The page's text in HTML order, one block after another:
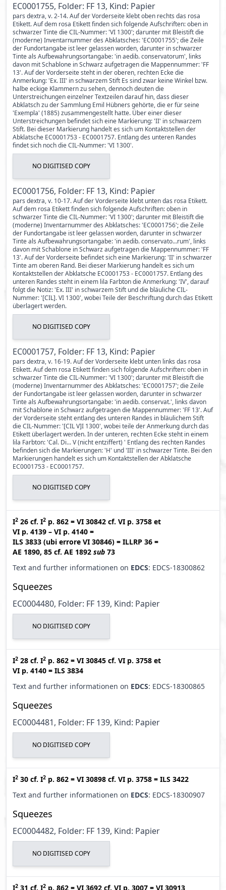
EC0001755, Folder: FF 13, Kind: Papier
pars dextra, v. 2-14. Auf der Vorderseite klebt oben rechts das rosa
Etikett. Auf dem rosa Etikett finden sich folgende Aufschriften: oben in
schwarzer Tinte die CIL-Nummer: 'VI 1300'; darunter mit Bleistift die
(moderne) Inventarnummer des Abklatsches: 'EC0001755'; die Zeile
der Fundortangabe ist leer gelassen worden, darunter in schwarzer
Tinte als Aufbewahrungsortangabe: 'in aedib. conservatorum', links
davon mit Schablone in Schwarz aufgetragen die Mappennummer: 'FF
13'. Auf der Vorderseite steht in der oberen, rechten Ecke die
Anmerkung: 'Ex. III' in schwarzem Stift Es sind zwar keine Winkel bzw.
halbe eckige Klammern zu sehen, dennoch deuten die
Unterstreichungen einzelner Textzeilen darauf hin, dass dieser
Abklatsch zu der Sammlung Emil Hübners gehörte, die er für seine
'Exempla' (1885) zusammengestellt hatte. Über einer dieser
Unterstreichungen befindet sich eine Markierung: 'II' in schwarzem
Stift. Bei dieser Markierung handelt es sich um Kontaktstellen der
Abklatsche EC0001753 - EC0001757. Entlang des unteren Randes
findet sich noch die CIL-Nummer: 'VI 1300'.
NO DIGITISED COPY
EC0001756, Folder: FF 13, Kind: Papier
pars dextra, v. 10-17. Auf der Vorderseite klebt unten das rosa Etikett.
Auf dem rosa Etikett finden sich folgende Aufschriften: oben in
schwarzer Tinte die CIL-Nummer: 'VI 1300'; darunter mit Bleistift die
(moderne) Inventarnummer des Abklatsches: 'EC0001756'; die Zeile
der Fundortangabe ist leer gelassen worden, darunter in schwarzer
Tinte als Aufbewahrungsortangabe: 'in aedib. conservato...rum', links
davon mit Schablone in Schwarz aufgetragen die Mappennummer: 'FF
13'. Auf der Vorderseite befindet sich eine Markierung: 'II' in schwarzer
Tinte am oberen Rand. Bei dieser Markierung handelt es sich um
Kontaktstellen der Abklatsche EC0001753 - EC0001757. Entlang des
unteren Randes steht in einem lila Farbton die Anmerkung: 'IV', darauf
folgt die Notiz: 'Ex. III' in schwarzem Stift und die bläuliche CIL-
Nummer: '[CIL]. VI 1300', wobei Teile der Beschriftung durch das Etikett
überlagert werden.
NO DIGITISED COPY
EC0001757, Folder: FF 13, Kind: Papier
pars dextra, v. 16-19. Auf der Vorderseite klebt unten links das rosa
Etikett. Auf dem rosa Etikett finden sich folgende Aufschriften: oben in
schwarzer Tinte die CIL-Nummer: 'VI 1300'; darunter mit Bleistift die
(moderne) Inventarnummer des Abklatsches: 'EC0001757'; die Zeile
der Fundortangabe ist leer gelassen worden, darunter in schwarzer
Tinte als Aufbewahrungsortangabe: 'in aedib. conservat.', links davon
mit Schablone in Schwarz aufgetragen die Mappennummer: 'FF 13'. Auf
der Vorderseite steht entlang des unteren Randes in bläulichem Stift
die CIL-Nummer: '[CIL V]I 1300', wobei teile der Anmerkung durch das
Etikett überlagert werden. In der unteren, rechten Ecke steht in einem
lila Farbton: 'Cal. Di... V (nicht entziffert) ' Entlang des rechten Randes
befinden sich die Markierungen: 'H' und 'III' in schwarzer Tinte. Bei den
Markierungen handelt es sich um Kontaktstellen der Abklatsche
EC0001753 - EC0001757.
NO DIGITISED COPY
I2 26 cf. I2 p. 862 = VI 30842 cf. VI p. 3758 et
VI p. 4139 – VI p. 4140 =
ILS 3833 (ubi errore VI 30846) = ILLRP 36 =
AE 1890, 85 cf. AE 1892 sub 73
Text and further informationen on EDCS: EDCS-18300862
Squeezes
EC0004480, Folder: FF 139, Kind: Papier
NO DIGITISED COPY
I2 28 cf. I2 p. 862 = VI 30845 cf. VI p. 3758 et
VI p. 4140 = ILS 3834
Text and further informationen on EDCS: EDCS-18300865
Squeezes
EC0004481, Folder: FF 139, Kind: Papier
NO DIGITISED COPY
I2 30 cf. I2 p. 862 = VI 30898 cf. VI p. 3758 = ILS 3422
Text and further informationen on EDCS: EDCS-18300907
Squeezes
EC0004482, Folder: FF 139, Kind: Papier
NO DIGITISED COPY
I2 31 cf. I2 p. 862 = VI 3692 cf. VI p. 3007 = VI 30913